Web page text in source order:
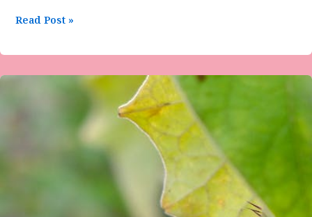
Read Post »
ಬಂಗಾರವಾಗದು